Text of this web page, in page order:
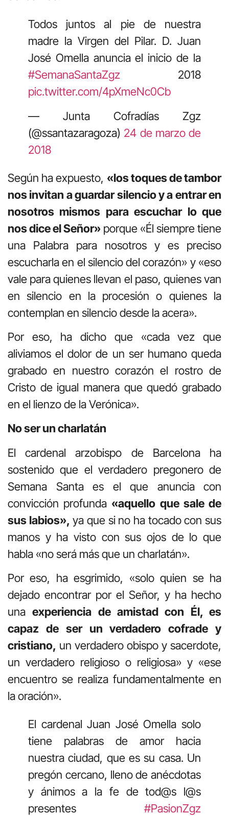
Todos juntos al pie de nuestra
madre la Virgen del Pilar. D. Juan
José Omella anuncia el inicio de la
#SemanaSantaZgz 2018
pic.twitter.com/4pXmeNc0Cb
— Junta Cofradías Zgz
(@ssantazaragoza) 24 de marzo de
2018
Según ha expuesto, «los toques de tambor
nos invitan a guardar silencio y a entrar en
nosotros mismos para escuchar lo que
nos dice el Señor» porque «Él siempre tiene
una Palabra para nosotros y es preciso
escucharla en el silencio del corazón» y «eso
vale para quienes llevan el paso, quienes van
en silencio en la procesión o quienes la
contemplan en silencio desde la acera».
Por eso, ha dicho que «cada vez que
aliviamos el dolor de un ser humano queda
grabado en nuestro corazón el rostro de
Cristo de igual manera que quedó grabado
en el lienzo de la Verónica».
No ser un charlatán
El cardenal arzobispo de Barcelona ha
sostenido que el verdadero pregonero de
Semana Santa es el que anuncia con
convicción profunda «aquello que sale de
sus labios», ya que si no ha tocado con sus
manos y ha visto con sus ojos de lo que
habla «no será más que un charlatán».
Por eso, ha esgrimido, «solo quien se ha
dejado encontrar por el Señor, y ha hecho
unaexperiencia de amistad con Él, es
capaz de ser un verdadero cofrade y
cristiano, un verdadero obispo y sacerdote,
un verdadero religioso o religiosa» y «ese
encuentro se realiza fundamentalmente en
la oración».
El cardenal Juan José Omella solo
tiene palabras de amor hacia
nuestra ciudad, que es su casa. Un
pregón cercano, lleno de anécdotas
y ánimos a la fe de tod@s l@s
presentes #PasionZgz